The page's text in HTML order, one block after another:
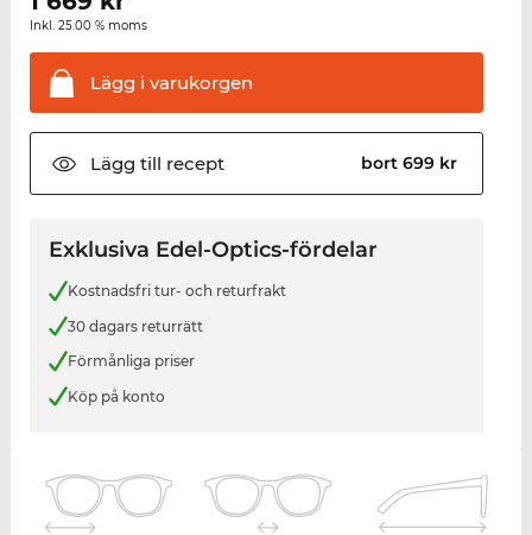
Inkl. 25.00 % moms
Lägg i varukorgen
Lägg till recept bort 699 kr
Exklusiva Edel-Optics-fördelar
Kostnadsfri tur- och returfrakt
30 dagars returrätt
Förmånliga priser
Köp på konto